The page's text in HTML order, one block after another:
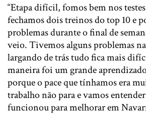
“Etapa difícil, fomos bem nos
fechamos dois treinos do top 10 e
problemas durante o final de
veio. Tivemos alguns problemas
largando de trás tudo fica mais
maneira foi um grande
porque o pace que tínhamos era
trabalho não para e vamos
funcionou para melhorar em